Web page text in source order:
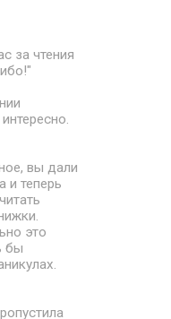
за чтения
вы дали
и теперь
это
бы